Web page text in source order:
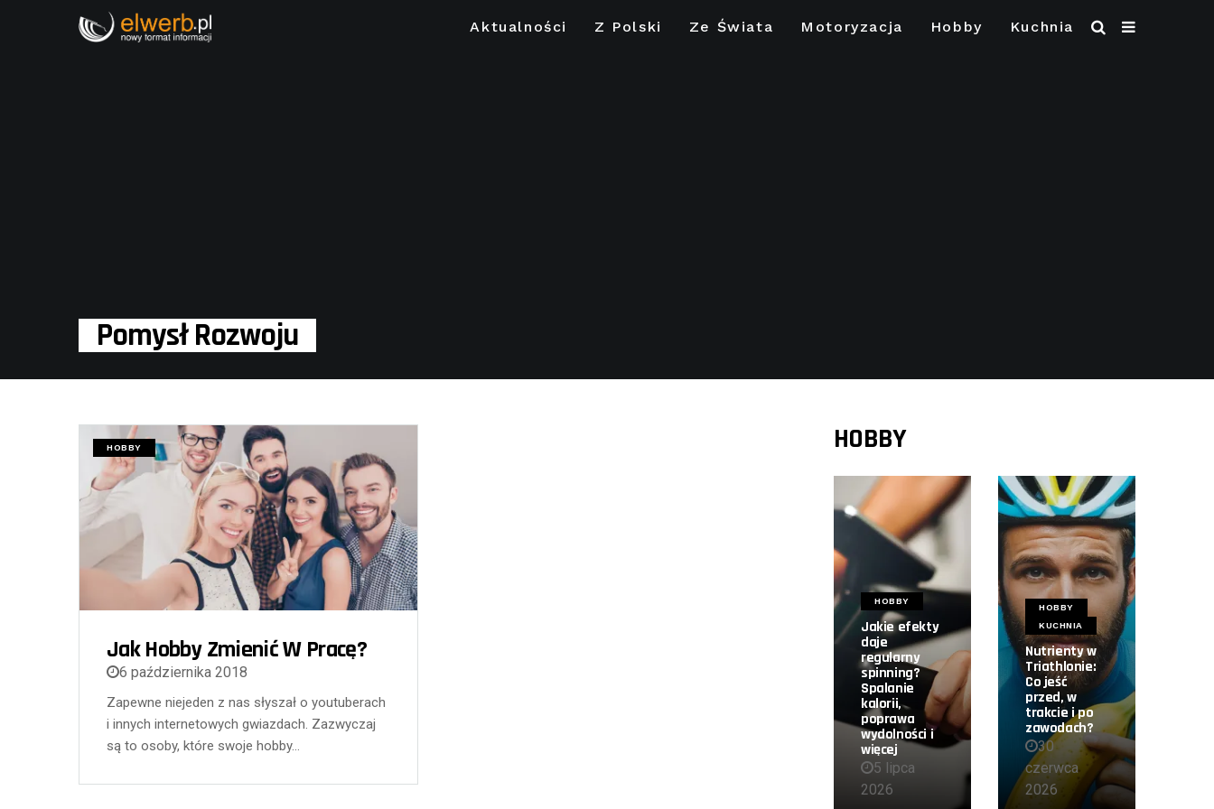
Aktualności Z Polski Ze Świata Motoryzacja Hobby Kuchnia
Pomysł Rozwoju
HOBBY
Jak Hobby Zmienić W Pracę?
6 października 2018
Zapewne niejeden z nas słyszał o youtuberach
i innych internetowych gwiazdach. Zazwyczaj
są to osoby, które swoje hobby…
HOBBY
HOBBY
Jakie efekty
daje
regularny
spinning?
Spalanie
kalorii,
poprawa
wydolności i
więcej
5 lipca
2026
HOBBY
KUCHNIA
Nutrienty w
Triathlonie:
Co jeść
przed, w
trakcie i po
zawodach?
30
czerwca
2026